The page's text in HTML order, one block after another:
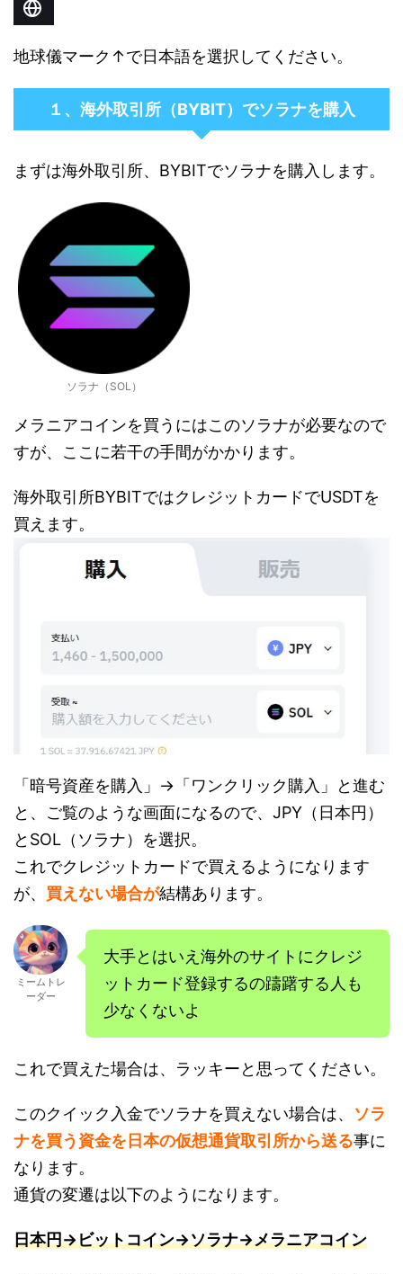
地球儀マーク↑で日本語を選択してください。
１、海外取引所（BYBIT）でソラナを購入
まずは海外取引所、BYBITでソラナを購入します。
ソラナ（SOL）
メラニアコインを買うにはこのソラナが必要なので
すが、ここに若干の手間がかかります。
海外取引所BYBITではクレジットカードでUSDTを
買えます。
「暗号資産を購入」→「ワンクリック購入」と進む
と、ご覧のような画面になるので、JPY（日本円）
とSOL（ソラナ）を選択。
これでクレジットカードで買えるようになります
が、 買えない場合が結構あります。
ミームトレ
ーダー
大手とはいえ海外のサイトにクレジ
ットカード登録するの躊躇する人も
少なくないよ
これで買えた場合は、ラッキーと思ってください。
このクイック入金でソラナを買えない場合は、 ソラ
ナを買う資金を日本の仮想通貨取引所から送る事に
なります。
通貨の変遷は以下のようになります。
日本円→ビットコイン→ソラナ→メラニアコイン